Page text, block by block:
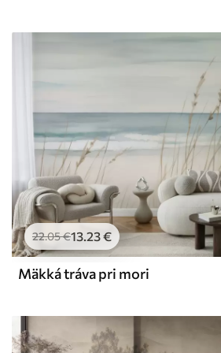
22.05€13.23€
Mäkká tráva pri mori